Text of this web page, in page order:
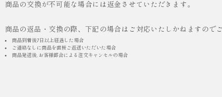
¥55,000（税込）
商品の交換が不可能な場合には返金させていただきます。
商品の返品・交換の際、下記の場合はご対応いたしかねますので
商品到着後7日以上経過した場合
ご連絡なしに商品を直接ご返送いただいた場合
商品発送後, お客様都合による注文キャンセルの場合